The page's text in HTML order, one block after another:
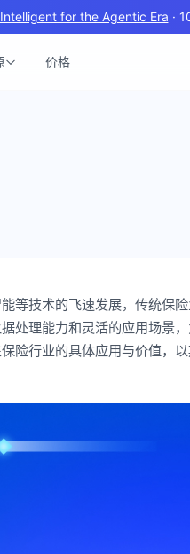
for the Agentic Era ·
价格
等技术的飞速发展，传统保
处理能力和灵活的应用场景
险行业的具体应用与价值，